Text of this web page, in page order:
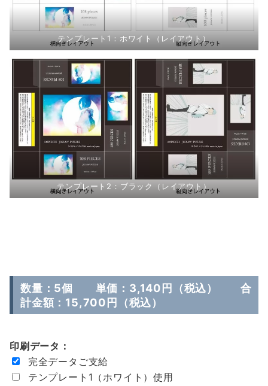
テンプレート1：ホワイト（レイアウト）
テンプレート2：ブラック（レイアウト）
数量：5個 単価：3,140円（税込） 合
計金額：15,700円（税込）
印刷データ：
完全データご支給
テンプレート1（ホワイト）使用